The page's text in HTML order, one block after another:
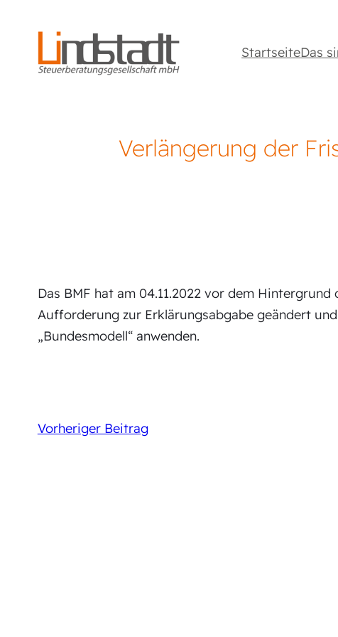
StartseiteDas
Verlängerung der
Das BMF hat am 04.11.2022 vor dem
Aufforderung zur Erklärungsabgabe geändert
„Bundesmodell“ anwenden.
Vorheriger Beitrag